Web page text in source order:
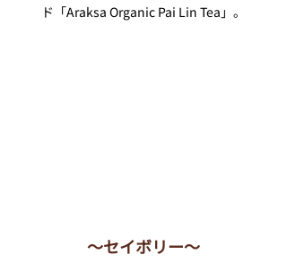
ド「Araksa Organic Pai Lin Tea」。
〜セイボリー〜